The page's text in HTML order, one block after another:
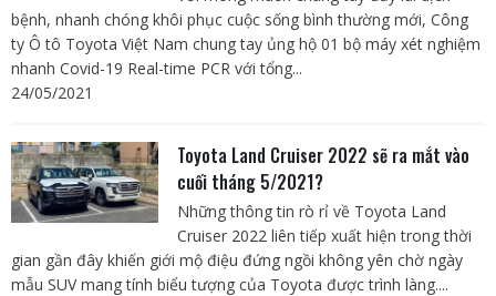
bệnh, nhanh chóng khôi phục cuộc sống bình thường mới, Công
ty Ô tô Toyota Việt Nam chung tay ủng hộ 01 bộ máy xét nghiệm
nhanh Covid-19 Real-time PCR với tổng...
24/05/2021
Toyota Land Cruiser 2022 sẽ ra mắt vào
cuối tháng 5/2021?
Những thông tin rò rỉ về Toyota Land
Cruiser 2022 liên tiếp xuất hiện trong thời
gian gần đây khiến giới mộ điệu đứng ngồi không yên chờ ngày
mẫu SUV mang tính biểu tượng của Toyota được trình làng....